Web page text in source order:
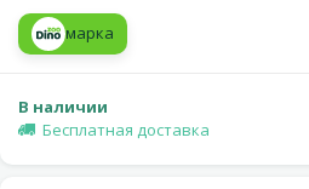
марка
В наличии
Бесплатная доставка